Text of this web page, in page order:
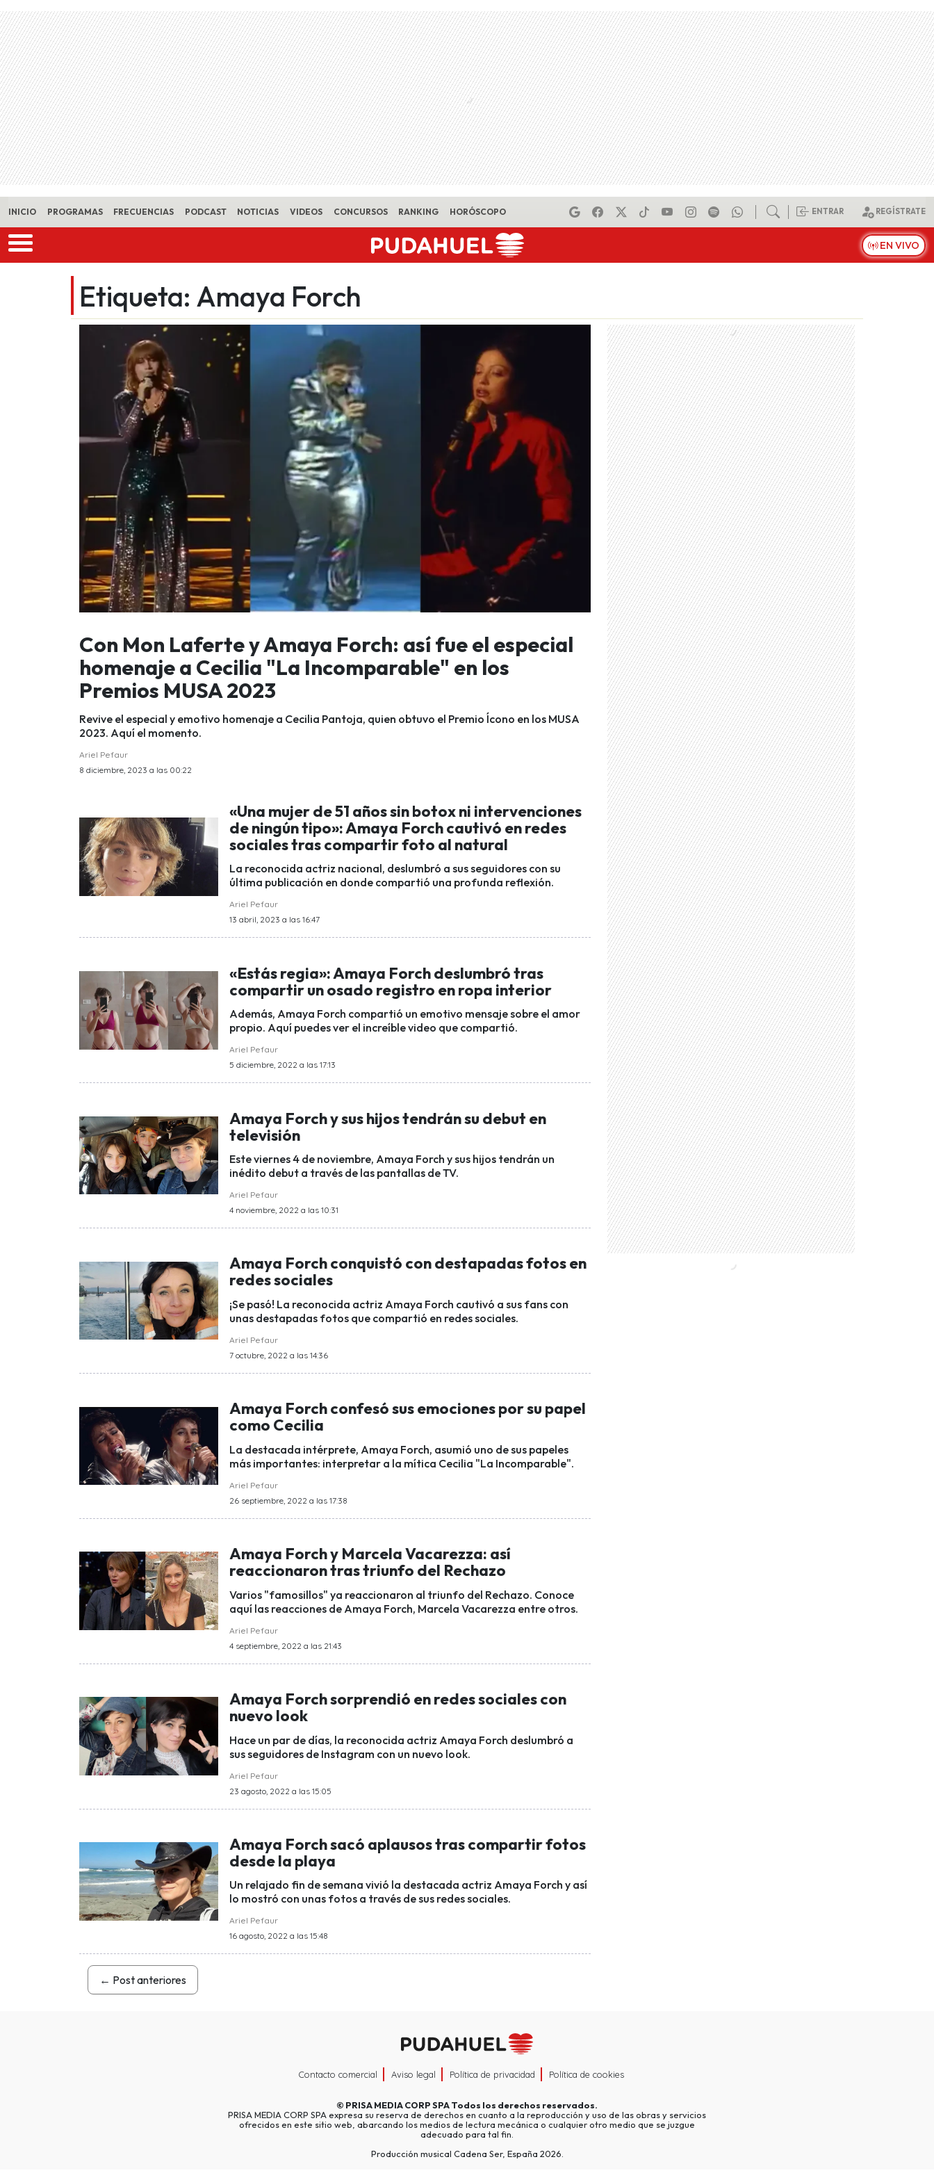
Skip to main content
INICIO PROGRAMAS FRECUENCIAS PODCAST NOTICIAS VIDEOS CONCURSOS RANKING HORÓSCOPO ENTRAR REGÍSTRATE
EN VIVO
Etiqueta: Amaya Forch
Con Mon Laferte y Amaya Forch: así fue el especial
homenaje a Cecilia "La Incomparable" en los
Premios MUSA 2023
Revive el especial y emotivo homenaje a Cecilia Pantoja, quien obtuvo el Premio Ícono en los MUSA
2023. Aquí el momento.
Ariel Pefaur
8 diciembre, 2023 a las 00:22
«Una mujer de 51 años sin botox ni intervenciones
de ningún tipo»: Amaya Forch cautivó en redes
sociales tras compartir foto al natural
La reconocida actriz nacional, deslumbró a sus seguidores con su
última publicación en donde compartió una profunda reflexión.
Ariel Pefaur
13 abril, 2023 a las 16:47
«Estás regia»: Amaya Forch deslumbró tras
compartir un osado registro en ropa interior
Además, Amaya Forch compartió un emotivo mensaje sobre el amor
propio. Aquí puedes ver el increíble video que compartió.
Ariel Pefaur
5 diciembre, 2022 a las 17:13
Amaya Forch y sus hijos tendrán su debut en
televisión
Este viernes 4 de noviembre, Amaya Forch y sus hijos tendrán un
inédito debut a través de las pantallas de TV.
Ariel Pefaur
4 noviembre, 2022 a las 10:31
Amaya Forch conquistó con destapadas fotos en
redes sociales
¡Se pasó! La reconocida actriz Amaya Forch cautivó a sus fans con
unas destapadas fotos que compartió en redes sociales.
Ariel Pefaur
7 octubre, 2022 a las 14:36
Amaya Forch confesó sus emociones por su papel
como Cecilia
La destacada intérprete, Amaya Forch, asumió uno de sus papeles
más importantes: interpretar a la mítica Cecilia "La Incomparable".
Ariel Pefaur
26 septiembre, 2022 a las 17:38
Amaya Forch y Marcela Vacarezza: así
reaccionaron tras triunfo del Rechazo
Varios "famosillos" ya reaccionaron al triunfo del Rechazo. Conoce
aquí las reacciones de Amaya Forch, Marcela Vacarezza entre otros.
Ariel Pefaur
4 septiembre, 2022 a las 21:43
Amaya Forch sorprendió en redes sociales con
nuevo look
Hace un par de días, la reconocida actriz Amaya Forch deslumbró a
sus seguidores de Instagram con un nuevo look.
Ariel Pefaur
23 agosto, 2022 a las 15:05
Amaya Forch sacó aplausos tras compartir fotos
desde la playa
Un relajado fin de semana vivió la destacada actriz Amaya Forch y así
lo mostró con unas fotos a través de sus redes sociales.
Ariel Pefaur
16 agosto, 2022 a las 15:48
← Post anteriores
Contacto comercial Aviso legal Política de privacidad Política de cookies
© PRISA MEDIA CORP SPATodos los derechos reservados.
PRISA MEDIA CORP SPA expresa su reserva de derechos en cuanto a la reproducción y uso de las obras y servicios
ofrecidos en este sitio web, abarcando los medios de lectura mecánica o cualquier otro medio que se juzgue
adecuado para tal fin.
Producción musical Cadena Ser, España 2026.